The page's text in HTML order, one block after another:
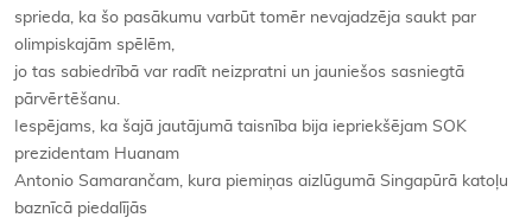
sprieda, ka šo pasākumu varbūt tomēr nevajadzēja saukt par
olimpiskajām spēlēm,
jo tas sabiedrībā var radīt neizpratni un jauniešos sasniegtā
pārvērtēšanu.
Iespējams, ka šajā jautājumā taisnība bija iepriekšējam SOK
prezidentam Huanam
Antonio Samarančam, kura piemiņas aizlūgumā Singapūrā katoļu
baznīcā piedalījās